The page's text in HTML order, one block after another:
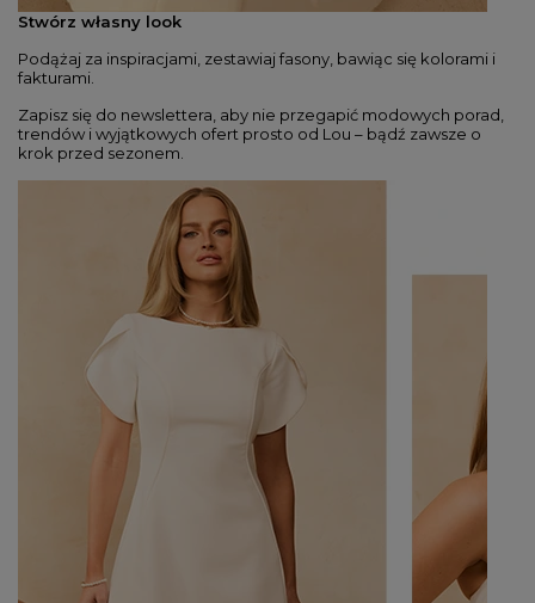
Stwórz własny look
Podążaj za inspiracjami, zestawiaj fasony, bawiąc się kolorami i
fakturami.
Zapisz się do newslettera, aby nie przegapić modowych porad,
trendów i wyjątkowych ofert prosto od Lou – bądź zawsze o
krok przed sezonem.